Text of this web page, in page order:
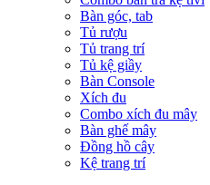
Bàn góc, tab
Tủ rượu
Tủ trang trí
Tủ kệ giầy
Bàn Console
Xích đu
Combo xích đu mây
Bàn ghế mây
Đồng hồ cây
Kệ trang trí